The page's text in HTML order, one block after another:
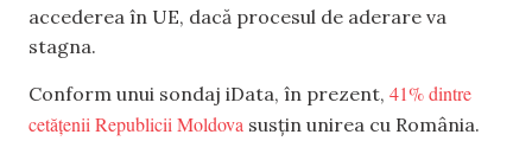
accederea în UE, dacă procesul de aderare va
stagna.
Conform unui sondaj iData, în prezent, 41% dintre
cetățenii Republicii Moldova susțin unirea cu România.